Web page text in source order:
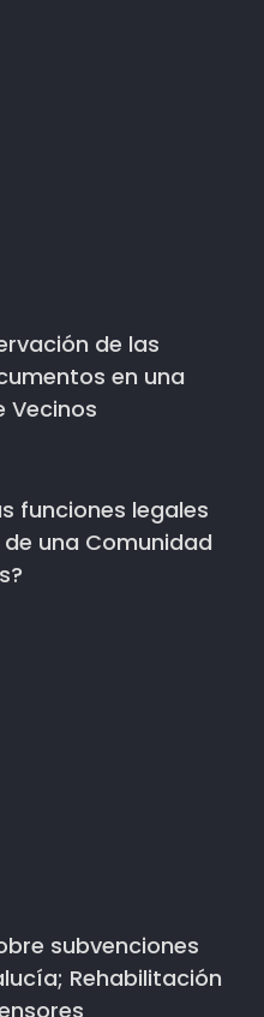
de las
en una
Vecinos
funciones legales
una Comunidad
subvenciones
Rehabilitación